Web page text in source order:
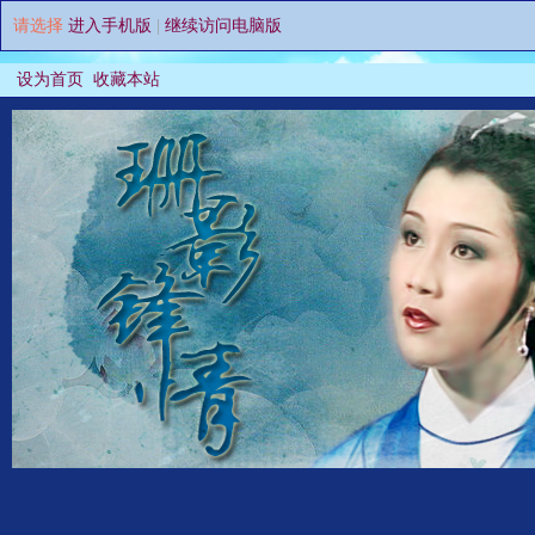
请选择 进入手机版 继续访问电脑版
设为首页 收藏本站